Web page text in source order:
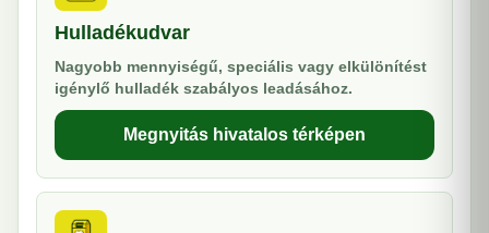
Hulladékudvar
Nagyobb mennyiségű, speciális vagy elkülönítést
igénylő hulladék szabályos leadásához.
Megnyitás hivatalos térképen